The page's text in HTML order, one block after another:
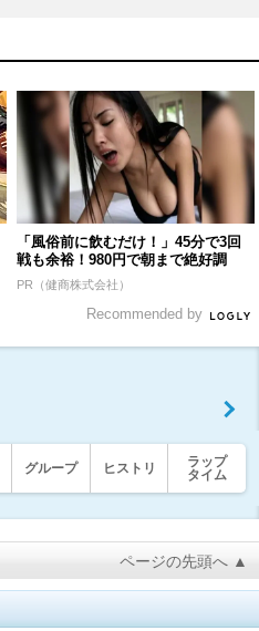
「風俗前に飲むだけ！」45分で3回
戦も余裕！980円で朝まで絶好調
PR（健商株式会社）
Recommended by
グループ ヒストリ
ラップ
タイム
ページの先頭へ ▲